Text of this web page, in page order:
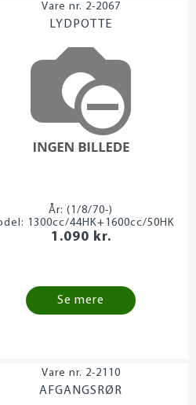
2-2067
LYDPOTTE
År:(1/8/70-)
1300cc/44HK+1600cc/50HK
1.090 kr.
Se mere
2-2110
AFGANGSRØR